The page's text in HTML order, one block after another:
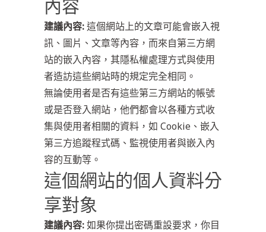
內容
建議內容:這個網站上的文章可能會嵌入視
訊、圖片、文章等內容，而來自第三方網
站的嵌入內容，其隱私權處理方式與使用
者造訪這些網站時的規定完全相同。
無論使用者是否有這些第三方網站的帳號
或是否登入網站，他們都會以各種方式收
集與使用者相關的資料，如 Cookie、嵌入
第三方追蹤程式碼、監視使用者與嵌入內
容的互動等。
這個網站的個人資料分
享對象
建議內容:如果你提出密碼重設要求，你目